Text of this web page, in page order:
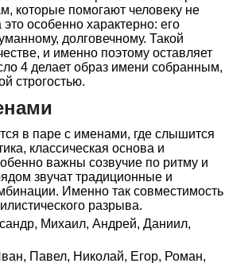
которые помогают человеку не
особенно характерно: его
долговечному. Такой
и именно поэтому оставляет
4 делает образ имени собранным,
строгостью.
в паре с именами, где слышится
классическая основа и
важны созвучие по ритму и
звучат традиционные и
Именно так совместимость
разрыва.
Михаил, Андрей, Даниил,
Павел, Николай, Егор, Роман,